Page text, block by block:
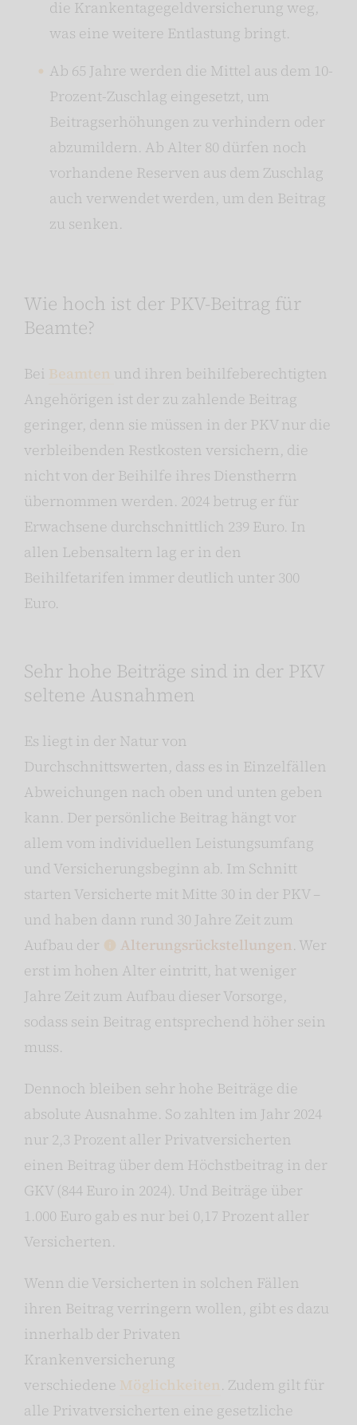
die Krankentagegeldversicherung weg,
was eine weitere Entlastung bringt.
Ab 65 Jahre werden die Mittel aus dem 10-
Prozent-Zuschlag eingesetzt, um
Beitragserhöhungen zu verhindern oder
abzumildern. Ab Alter 80 dürfen noch
vorhandene Reserven aus dem Zuschlag
auch verwendet werden, um den Beitrag
zu senken.
Wie hoch ist der PKV-Beitrag für
Beamte?
Bei Beamten und ihren beihilfeberechtigten
Angehörigen ist der zu zahlende Beitrag
geringer, denn sie müssen in der PKV nur die
verbleibenden Restkosten versichern, die
nicht von der Beihilfe ihres Dienstherrn
übernommen werden. 2024 betrug er für
Erwachsene durchschnittlich 239 Euro. In
allen Lebensaltern lag er in den
Beihilfetarifen immer deutlich unter 300
Euro.
Sehr hohe Beiträge sind in der PKV
seltene Ausnahmen
Es liegt in der Natur von
Durchschnittswerten, dass es in Einzelfällen
Abweichungen nach oben und unten geben
kann. Der persönliche Beitrag hängt vor
allem vom individuellen Leistungsumfang
und Versicherungsbeginn ab. Im Schnitt
starten Versicherte mit Mitte 30 in der PKV –
und haben dann rund 30 Jahre Zeit zum
Aufbau der
Alterungsrückstellungen. Wer
erst im hohen Alter eintritt, hat weniger
Jahre Zeit zum Aufbau dieser Vorsorge,
sodass sein Beitrag entsprechend höher sein
muss.
Dennoch bleiben sehr hohe Beiträge die
absolute Ausnahme. So zahlten im Jahr 2024
nur 2,3 Prozent aller Privatversicherten
einen Beitrag über dem Höchstbeitrag in der
GKV (844 Euro in 2024). Und Beiträge über
1.000 Euro gab es nur bei 0,17 Prozent aller
Versicherten.
Wenn die Versicherten in solchen Fällen
ihren Beitrag verringern wollen, gibt es dazu
innerhalb der Privaten
Krankenversicherung
verschiedene Möglichkeiten. Zudem gilt für
alle Privatversicherten eine gesetzliche